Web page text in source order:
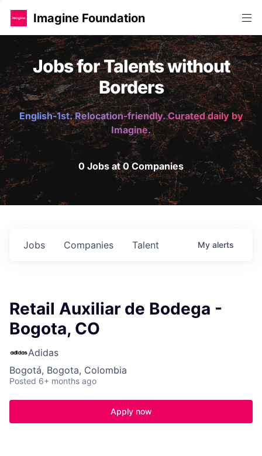
Imagine Foundation
Jobs for Talents without
Borders
English-1st. Relocation-friendly. Curated daily by
Imagine.
0 Jobs at 0 Companies
Jobs Companies Talent My alerts
Retail Auxiliar de Bodega -
Bogota, CO
Adidas
Bogotá, Bogota, Colombia
Posted 6+ months ago
Apply now